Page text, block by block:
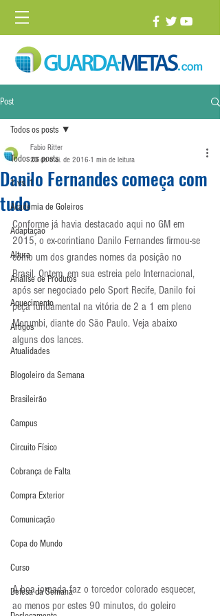
Post
Todos os posts
1 vs. 1
Academia de Goleiros
Adaptação
Altura
Análise de Produtos
Aquecimento
Artigos
Atualidades
Blogoleiro da Semana
Brasileirão
Campus
Circuito Físico
Cobrança de Falta
Compra Exterior
Comunicação
Copa do Mundo
Curso
Defesa da Semana
Todos os posts
Danilo Fernandes começa com
tudo
Fabio Ritter
23 de mai. de 2016 1 min de leitura
Conforme já havia destacado aqui no GM em
2015, o ex-corintiano Danilo Fernandes firmou-se
como um dos grandes nomes da posição no
Brasil. Ontem, em sua estreia pelo Internacional,
após ser negociado pelo Sport Recife, Danilo foi
peça fundamental na vitória de 2 a 1 em pleno
Morumbi, diante do São Paulo. Veja abaixo
alguns dos lances.
A boa jornada faz o torcedor colorado esquecer,
ao menos por estes 90 minutos, do goleiro